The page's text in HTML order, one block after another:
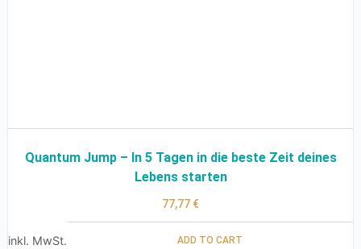
Quantum Jump – In 5 Tagen in die beste Zeit deines
Lebens starten
77,77 €
inkl. MwSt. ADD TO CART